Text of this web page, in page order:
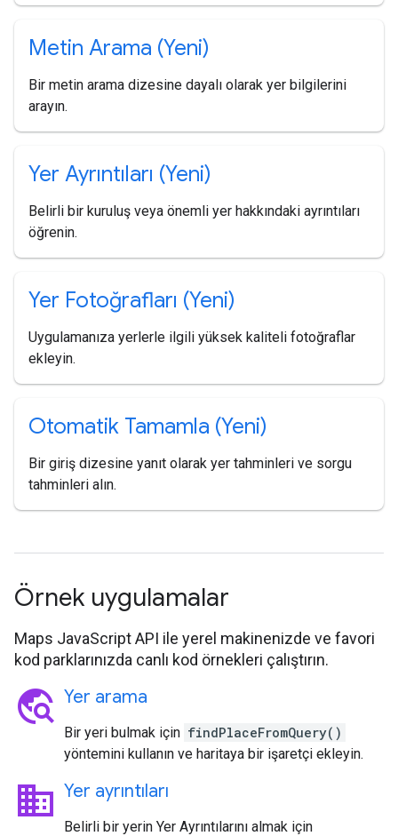
Metin Arama (Yeni)
Bir metin arama dizesine dayalı olarak yer bilgilerini
arayın.
Yer Ayrıntıları (Yeni)
Belirli bir kuruluş veya önemli yer hakkındaki ayrıntıları
öğrenin.
Yer Fotoğrafları (Yeni)
Uygulamanıza yerlerle ilgili yüksek kaliteli fotoğraflar
ekleyin.
Otomatik Tamamla (Yeni)
Bir giriş dizesine yanıt olarak yer tahminleri ve sorgu
tahminleri alın.
Örnek uygulamalar
Maps JavaScript API ile yerel makinenizde ve favori
kod parklarınızda canlı kod örnekleri çalıştırın.
travel_explore Yer arama
Bir yeri bulmak için findPlaceFromQuery()
yöntemini kullanın ve haritaya bir işaretçi ekleyin.
business Yer ayrıntıları
Belirli bir yerin Yer Ayrıntılarını almak için